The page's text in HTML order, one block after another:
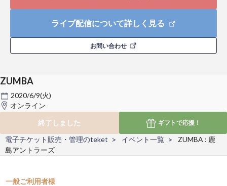
ライブ配信について詳しく見る
お問い合わせ
ZUMBA
2020/6/9(火)
オンライン
終了しました
ギフトで応援！
電子チケット販売・管理のteket イベント一覧
ZUMBA : 鹿
島アントラーズ
一般ご利用者様